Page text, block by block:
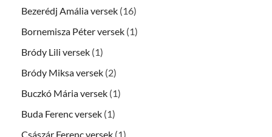
Bezerédj Amália versek (16)
Bornemisza Péter versek (1)
Bródy Lili versek (1)
Bródy Miksa versek (2)
Buczkó Mária versek (1)
Buda Ferenc versek (1)
Császár Ferenc versek (1)